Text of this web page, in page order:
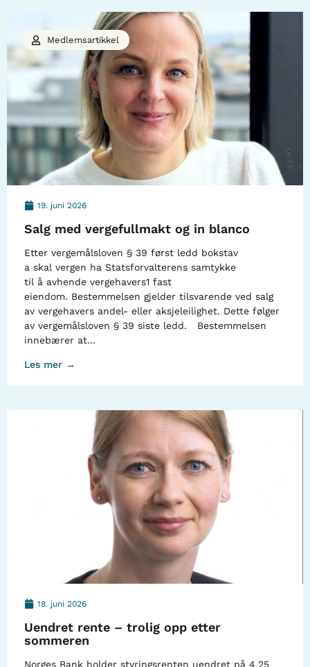
19. juni 2026
Salg med vergefullmakt og in blanco
Etter vergemålsloven § 39 først ledd bokstav
a skal vergen ha Statsforvalterens samtykke
til å avhende vergehavers1 fast
eiendom. Bestemmelsen gjelder tilsvarende ved salg
av vergehavers andel- eller aksjeleilighet. Dette følger
av vergemålsloven § 39 siste ledd. Bestemmelsen
innebærer at…
Les mer →
Medlemsartikkel
18. juni 2026
Uendret rente – trolig opp etter
sommeren
Norges Bank holder styringsrenten uendret på 4,25